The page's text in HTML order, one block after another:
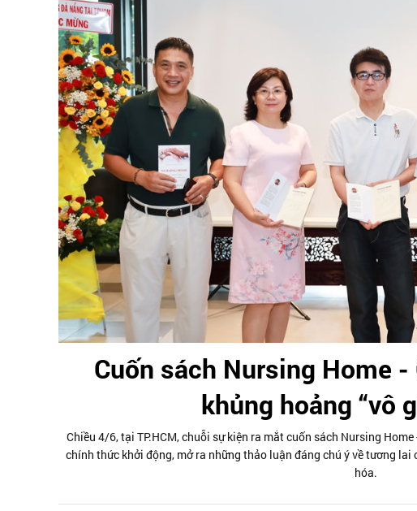
Cuốn sách Nursing Home
khủng hoảng “vô
Chiều 4/6, tại TP.HCM, chuỗi sự kiện ra mắt cuốn sách Nursing
chính thức khởi động, mở ra những thảo luận đáng chú ý về tương
hóa.